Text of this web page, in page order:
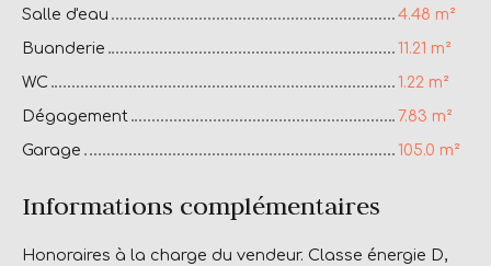
Salle d'eau
4.48 m²
Buanderie
11.21 m²
WC
1.22 m²
Dégagement
7.83 m²
Garage
105.0 m²
Informations complémentaires
Honoraires à la charge du vendeur. Classe énergie D,